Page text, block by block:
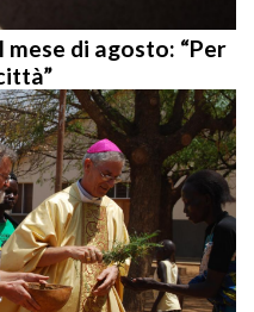
di agosto: “Per